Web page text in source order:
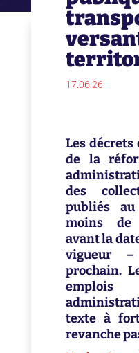
17.06.26
Les
de la
des
publiés
moins de
avant la
vigueur
prochain.
emplois
texte à
revanche